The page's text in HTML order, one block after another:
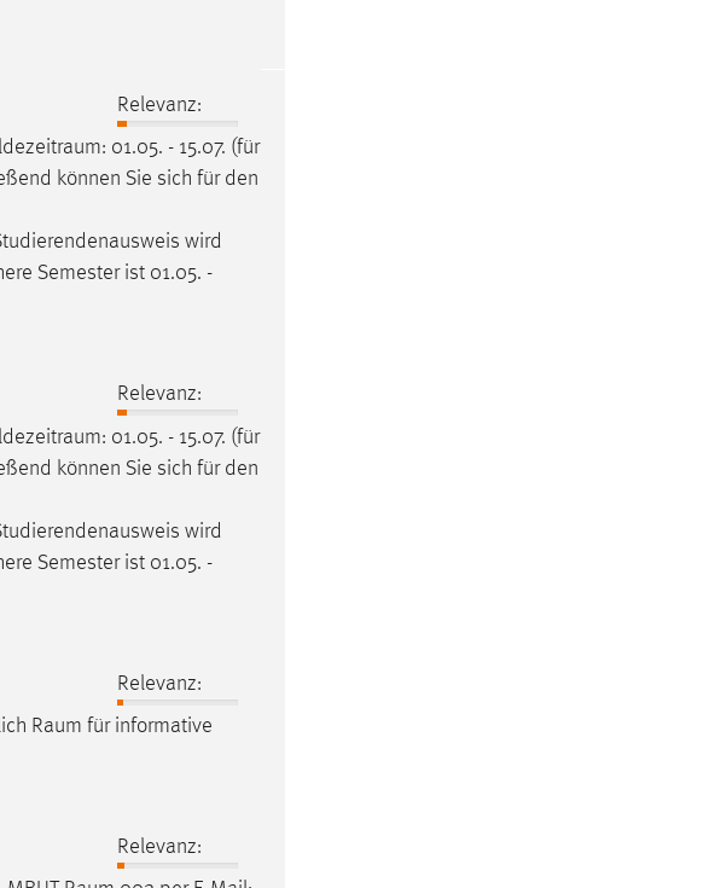
Relevanz:
: 01.05. - 15.07. (für
können Sie sich für den
wird
Semester ist 01.05. -
Relevanz:
: 01.05. - 15.07. (für
können Sie sich für den
wird
Semester ist 01.05. -
Relevanz:
Raum für informative
Relevanz: